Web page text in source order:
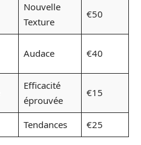
Nouvelle
Texture
€50
Audace €40
Efficacité
éprouvée
€15
Tendances €25